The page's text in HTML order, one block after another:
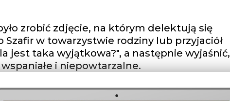
zrobić zdjęcie, na którym delektują się
Szafir w towarzystwie rodziny lub przyjaciół
jest taka wyjątkowa?", a następnie wyjaśnić,
i niepowtarzalne.